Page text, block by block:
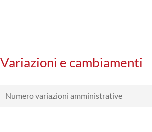
Variazioni e cambiamenti
Numero variazioni amministrative